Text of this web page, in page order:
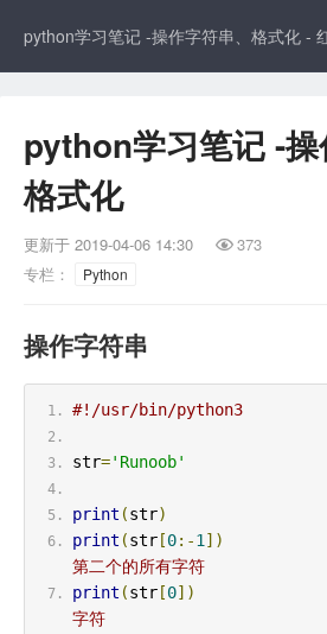
python学习笔记 -操作字符串、格式化 -
python学习笔记 -操
格式化
更新于 2019-04-06 14:30  373
专栏：
Python
操作字符串
#!/usr/bin/python3
str='Runoob'
print (str)
print (str[0:-1 ])
第二个的所有字符
print (str[0])
字符